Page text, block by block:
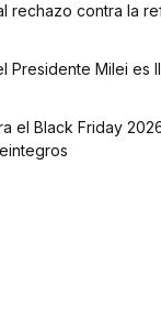
rechazo contra la
Presidente Milei es
el Black Friday